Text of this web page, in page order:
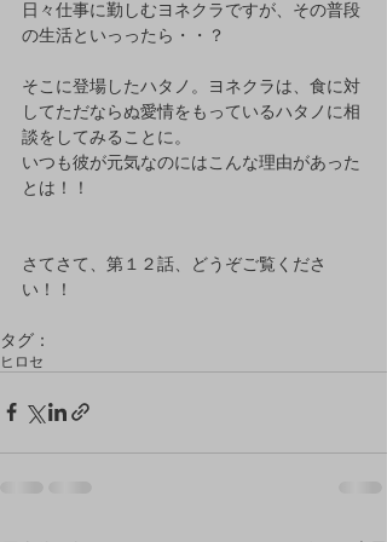
日々仕事に勤しむヨネクラですが、その普段
の生活といっったら・・？
そこに登場したハタノ。ヨネクラは、食に対
してただならぬ愛情をもっているハタノに相
談をしてみることに。
いつも彼が元気なのにはこんな理由があった
とは！！
さてさて、第１２話、どうぞご覧くださ
い！！
タグ：
ヒロセ